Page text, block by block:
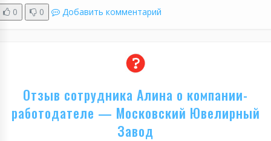
0 0 Добавить комментарий
Отзыв сотрудника Алина о компании-
работодателе — Московский Ювелирный
Завод